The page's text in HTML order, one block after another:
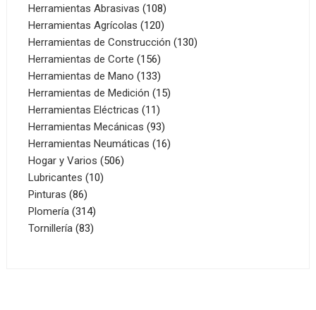
productos
Herramientas Abrasivas 108108
productos
Herramientas Agrícolas 120120
productos
Herramientas de Construcción 130130
Herramientas de Corte 156156
productos
Herramientas de Mano 133133
productos
Herramientas de Medición 1515
Herramientas Eléctricas 1111
productos
Herramientas Mecánicas 9393
productos
Herramientas Neumáticas 1616
Hogar y Varios 506506
Lubricantes 1010
Pinturas 8686
productos
Plomería 314314
productos
Tornillería 8383